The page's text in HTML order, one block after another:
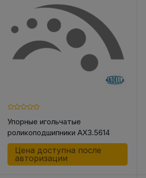
Упорные игольчатые
роликоподшипники AX3.5614
Цена доступна после
авторизации